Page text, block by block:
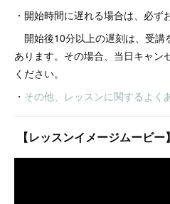
・開始時間に遅れる場合は、必ず
開始後10分以上の遅刻は、受講
あります。その場合、当日キャン
ください。
・ その他、レッスンに関するよく
【レッスンイメージムービー